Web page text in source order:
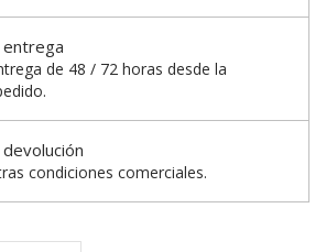
entrega
de 48 / 72 horas desde la
condiciones comerciales.